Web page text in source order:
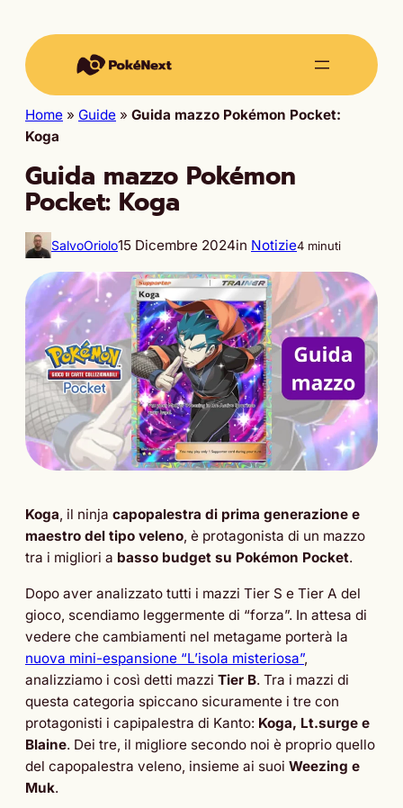
Home » Guide » Guida mazzo Pokémon Pocket:
Koga
Guida mazzo Pokémon
Pocket: Koga
SalvoOriolo15 Dicembre 2024in Notizie4 minuti
Koga, il ninja capopalestra di prima generazione e
maestro del tipo veleno, è protagonista di un mazzo
tra i migliori a basso budget su Pokémon Pocket.
Dopo aver analizzato tutti i mazzi Tier S e Tier A del
gioco, scendiamo leggermente di “forza”. In attesa di
vedere che cambiamenti nel metagame porterà la
nuova mini-espansione “L’isola misteriosa”,
analizziamo i così detti mazzi Tier B. Tra i mazzi di
questa categoria spiccano sicuramente i tre con
protagonisti i capipalestra di Kanto: Koga, Lt.surge e
Blaine. Dei tre, il migliore secondo noi è proprio quello
del capopalestra veleno, insieme ai suoi Weezing e
Muk.